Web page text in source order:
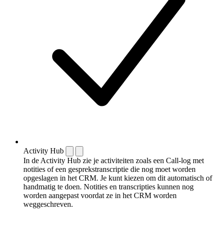
Activity Hub
In de Activity Hub zie je activiteiten zoals een Call-log met
notities of een gespreks­transcriptie die nog moet worden
opgeslagen in het CRM. Je kunt kiezen om dit automatisch of
handmatig te doen. Notities en transcripties kunnen nog
worden aangepast voordat ze in het CRM worden
weggeschreven.